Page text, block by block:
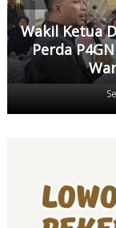
Wakil Ketua
Perda